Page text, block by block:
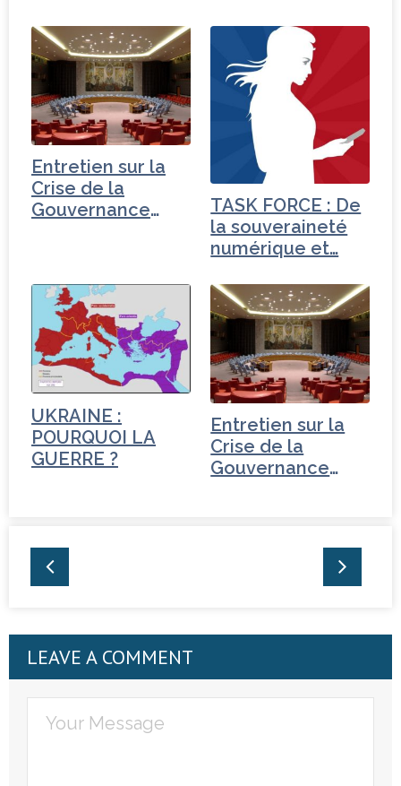
Entretien sur la
Crise de la
Gouvernance
TASK FORCE : De
la souveraineté
numérique et…
UKRAINE :
POURQUOI LA
GUERRE ?
Entretien sur la
Crise de la
Gouvernance
LEAVE A COMMENT